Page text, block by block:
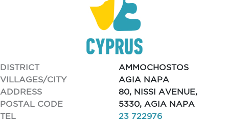
DISTRICT
AMMOCHOSTOS
VILLAGES/CITY
AGIA NAPA
ADDRESS
80, NISSI AVENUE,
POSTAL CODE
5330, AGIA NAPA
TEL
23 722976